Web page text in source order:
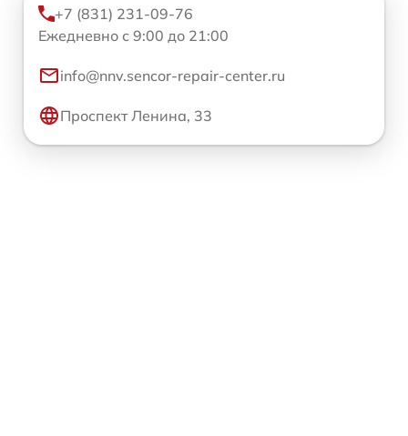
+7 (831) 231-09-76
Ежедневно с 9:00 до 21:00
info@nnv.sencor-repair-center.ru
Проспект Ленина, 33